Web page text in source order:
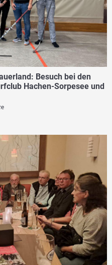
Besuch bei den
Hachen-Sorpesee und